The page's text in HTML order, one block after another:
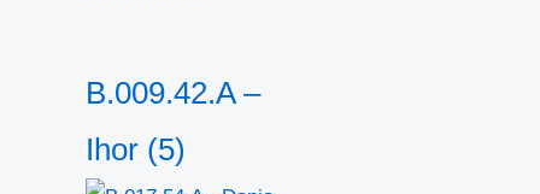
B.009.42.A –
Ihor (5)